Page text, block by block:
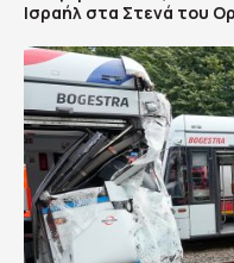
Ισραήλ στα Στενά του